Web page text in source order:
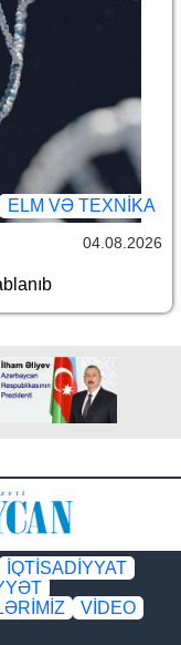
ELM VƏ TEXNIKA
04.08.2026
İQTİSADİYYAT
VİDEO